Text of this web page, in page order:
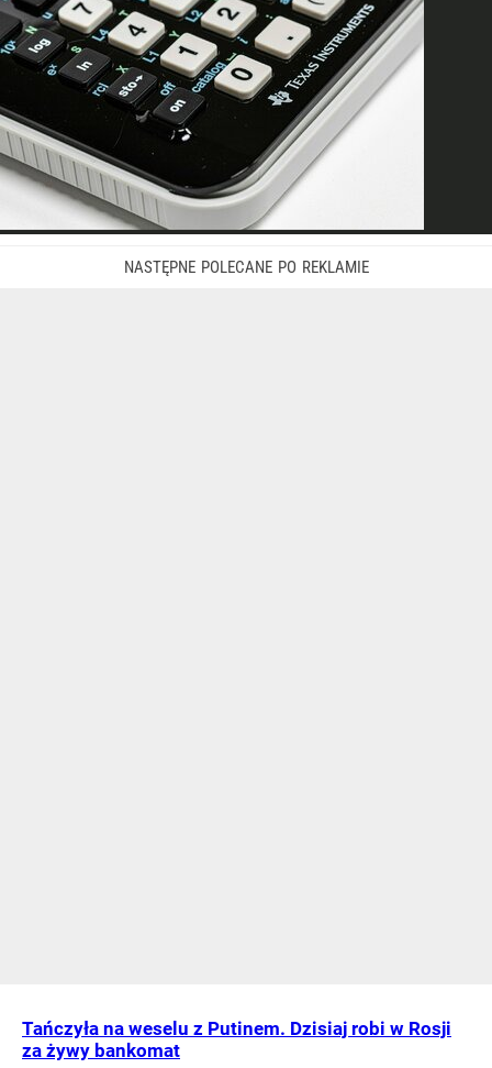
Tańczyła na weselu z Putinem. Dzisiaj robi w Rosji
za żywy bankomat